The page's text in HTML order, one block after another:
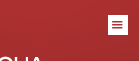
☰